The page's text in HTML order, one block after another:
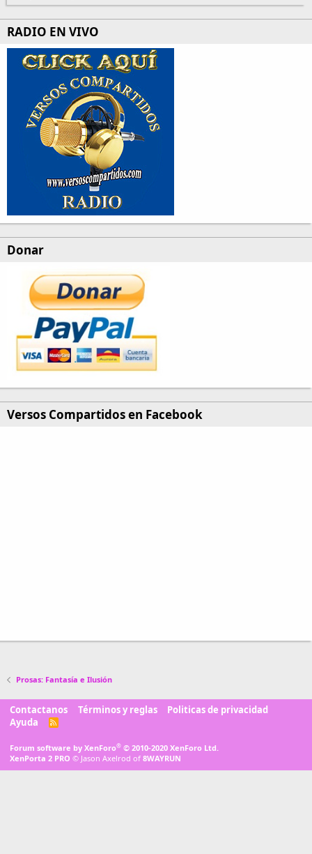
RADIO EN VIVO
Donar
Versos Compartidos en Facebook
Prosas: Fantasía e Ilusión
Contactanos Términos y reglas
Politicas de privacidad
Ayuda
R
Forum software by XenForo® © 2010-2020 XenForo Ltd.
XenPorta 2 PRO © Jason Axelrod of 8WAYRUN